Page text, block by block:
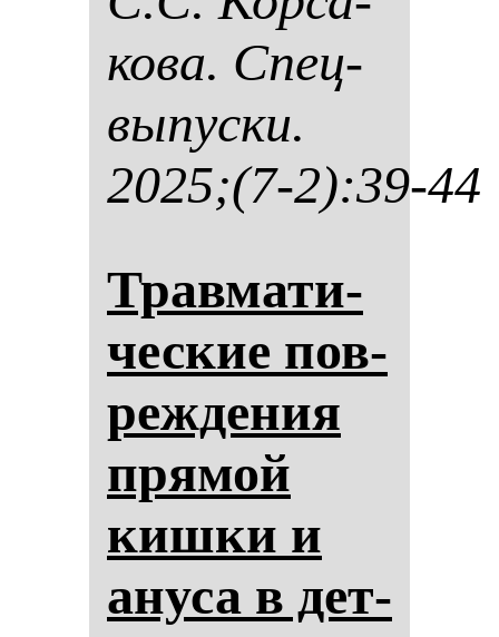
ко­ва. Спец­
вы­пус­ки.
2025;(7-2):39-44
Трав­ма­ти­
чес­кие пов­
реж­де­ния
пря­мой
киш­ки и
ану­са в дет­